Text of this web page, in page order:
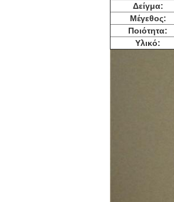
Δείγμα:
Μέγεθος:
Ποιότητα:
Υλικό: